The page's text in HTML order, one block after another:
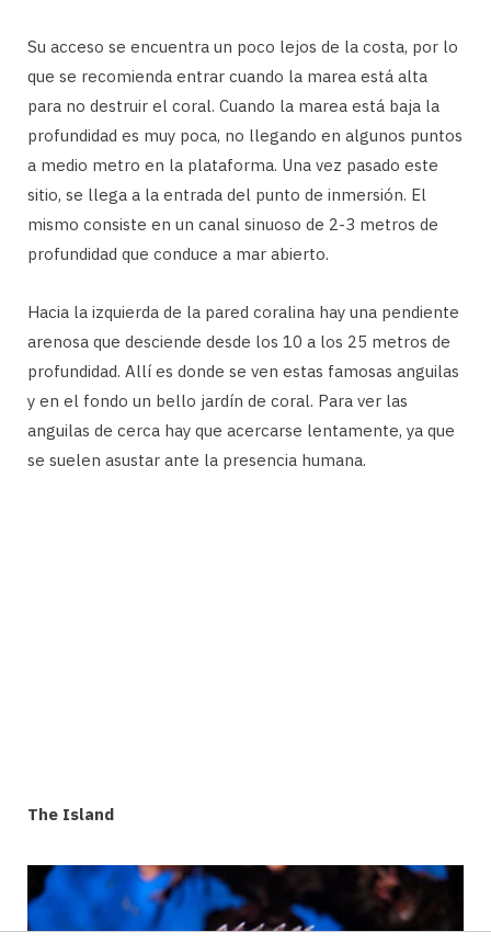
Su acceso se encuentra un poco lejos de la costa, por lo
que se recomienda entrar cuando la marea está alta
para no destruir el coral. Cuando la marea está baja la
profundidad es muy poca, no llegando en algunos puntos
a medio metro en la plataforma. Una vez pasado este
sitio, se llega a la entrada del punto de inmersión. El
mismo consiste en un canal sinuoso de 2-3 metros de
profundidad que conduce a mar abierto.
Hacia la izquierda de la pared coralina hay una pendiente
arenosa que desciende desde los 10 a los 25 metros de
profundidad. Allí es donde se ven estas famosas anguilas
y en el fondo un bello jardín de coral. Para ver las
anguilas de cerca hay que acercarse lentamente, ya que
se suelen asustar ante la presencia humana.
The Island